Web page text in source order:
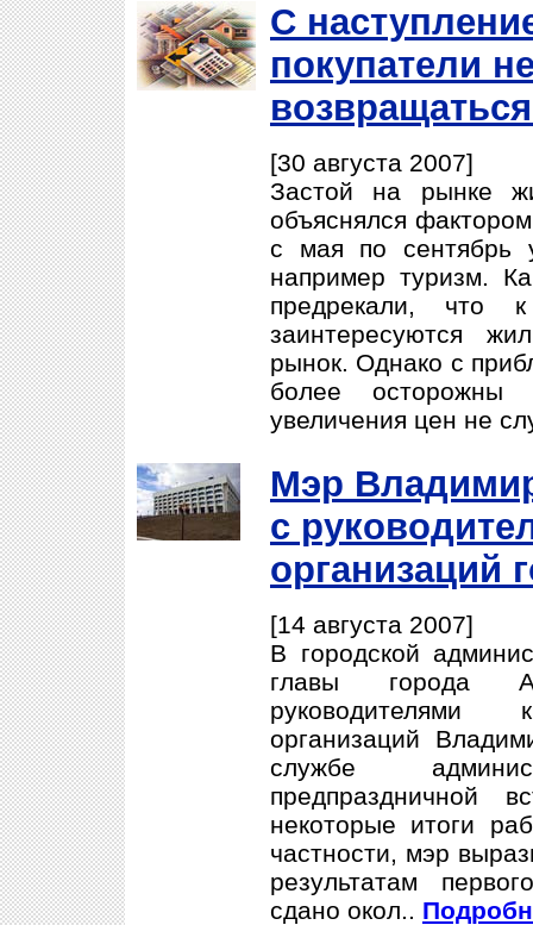
С
покупатели
[30 августа 2007]
Застой на рынке
объяснялся
с мая по сентябрь
например туризм.
предрекали, что
заинтересуются
рынок. Однако с
более осторожны
увеличения цен не
Мэр
с
организаций
[14 августа 2007]
В городской
главы города
руководителями
организаций
службе
предпраздничной
некоторые итоги
частности, мэр
результатам
сдано окол..